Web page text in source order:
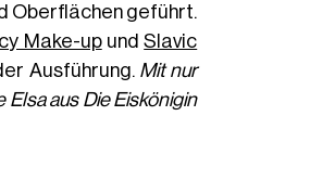
Oberflächen geführt.
Icy Make-upundSlavic
Ausführung. Mit nur
aus Die Eiskönigin